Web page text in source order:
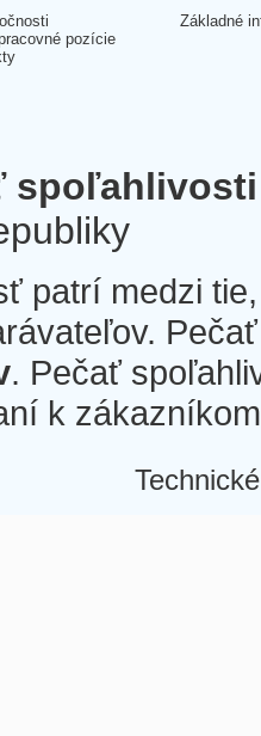
pozície
Základné
spoľahlivosti
patrí medzi
. Pečať
k